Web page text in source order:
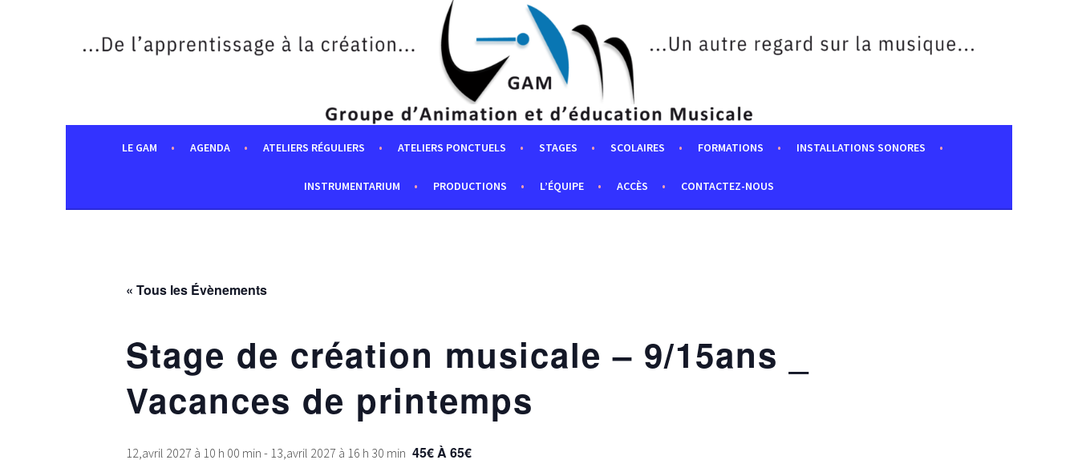
contenu
LE GAM AGENDA ATELIERS RÉGULIERS ATELIERS PONCTUELS STAGES SCOLAIRES FORMATIONS INSTALLATIONS SONORES
INSTRUMENTARIUM PRODUCTIONS L’ÉQUIPE ACCÈS CONTACTEZ-NOUS
« Tous les Évènements
Stage de création musicale – 9/15ans _
Vacances de printemps
12,avril 2027 à 10 h 00 min - 13,avril 2027 à 16 h 30 min 45€ À 65€